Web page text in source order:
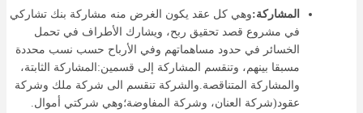
المشاركة:وهي كل عقد يكون الغرض منه مشاركة بنك تشاركي
في مشروع قصد تحقيق ربح، ويشارك الأطراف في تحمل
الخسائر في حدود مساهماتهم وفي الأرباح حسب نسب محددة
مسبقا بينهم، وتنقسم المشاركة إلى قسمين:المشاركة الثابتة،
والمشاركة المتناقصة.والشركة تنقسم الى شركة ملك وشركة
عقود(شركة العنان، وشركة المفاوضة؛وهي شركتي أموال.